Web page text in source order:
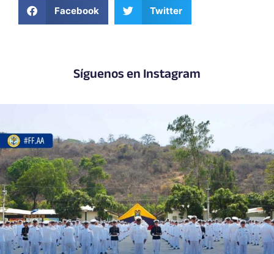
Facebook Twitter
Síguenos en Instagram